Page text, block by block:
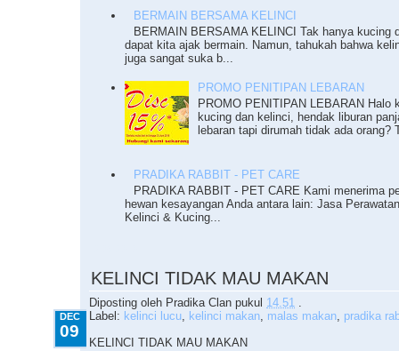
BERMAIN BERSAMA KELINCI
BERMAIN BERSAMA KELINCI Tak hanya kucing
dapat kita ajak bermain. Namun, tahukah bahwa
juga sangat suka b...
PROMO PENITIPAN LEBARAN
PROMO PENITIPAN LEBARAN Halo
kucing dan kelinci, hendak liburan
lebaran tapi dirumah tidak ada orang?
PRADIKA RABBIT - PET CARE
PRADIKA RABBIT - PET CARE Kami menerima
hewan kesayangan Anda antara lain: Jasa
Kelinci & Kucing...
KELINCI TIDAK MAU MAKAN
Diposting oleh Pradika Clan pukul 14.51 .
DEC
09
Label: kelinci lucu, kelinci makan, malas makan, pradika
KELINCI TIDAK MAU MAKAN